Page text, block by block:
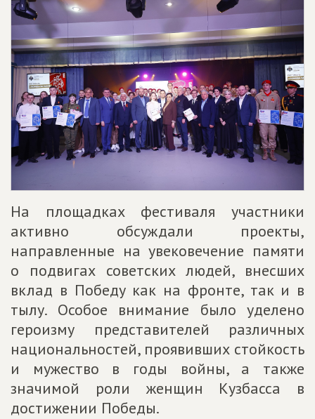
На площадках фестиваля участники
активно обсуждали проекты,
направленные на увековечение памяти
о подвигах советских людей, внесших
вклад в Победу как на фронте, так и в
тылу. Особое внимание было уделено
героизму представителей различных
национальностей, проявивших стойкость
и мужество в годы войны, а также
значимой роли женщин Кузбасса в
достижении Победы.